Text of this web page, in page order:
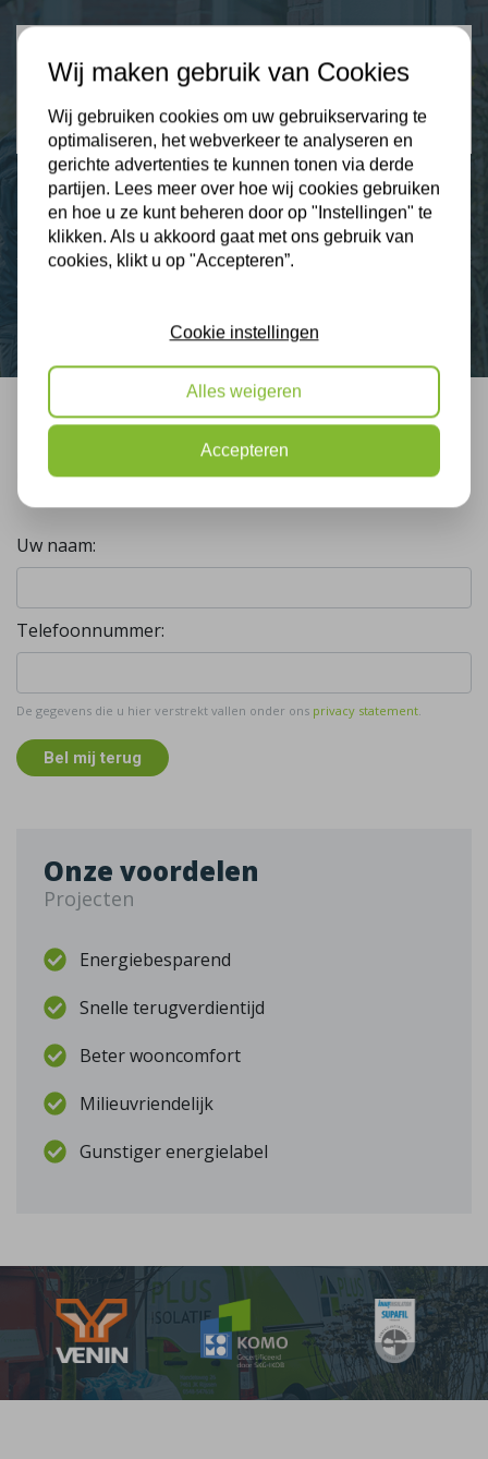
9,3
2274 klanten beoordelen ons met een 9.3
Nieuws
Bel mij terug
Gratis, vrijblijvend advies
Uw naam:
Telefoonnummer:
De gegevens die u hier verstrekt vallen onder ons privacy statement.
Bel mij terug
Onze voordelen
Projecten
Energiebesparend
Snelle terugverdientijd
Beter wooncomfort
Milieuvriendelijk
Gunstiger energielabel
Wij maken gebruik van Cookies
Wij gebruiken cookies om uw gebruikservaring te
optimaliseren, het webverkeer te analyseren en
gerichte advertenties te kunnen tonen via derde
partijen. Lees meer over hoe wij cookies gebruiken
en hoe u ze kunt beheren door op "Instellingen" te
klikken. Als u akkoord gaat met ons gebruik van
cookies, klikt u op "Accepteren”.
Cookie instellingen
Alles weigeren
Accepteren